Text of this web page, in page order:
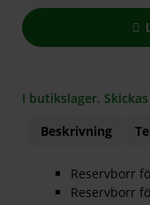
I butikslager.
Beskrivning
Reservborr
Reservborr